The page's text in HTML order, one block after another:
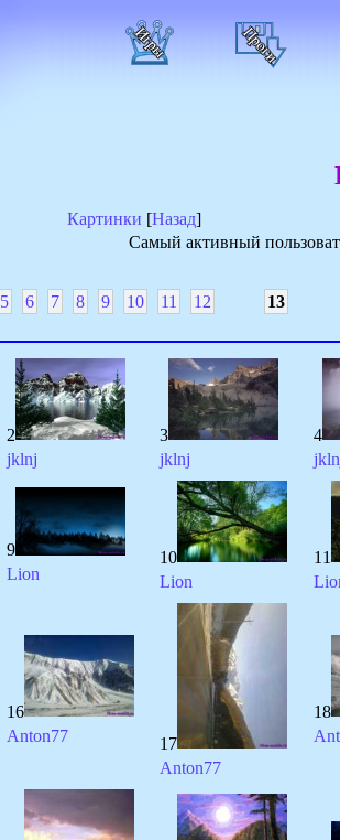
Картинки [Назад]
Самый активный
5 6 7 8 9 10 11 12 13
2
jklnj
3
jklnj
4
9
Lion
10
Lion
11
16
Anton77
17
Anton77
18